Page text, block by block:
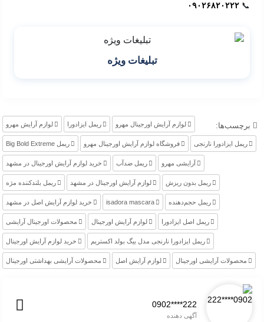
📞۰۹۰۲۶۸۲۰۲۲۲
تبلیغات ویژه
برچسب‌ها: لوازم آرایش اورجینال مهرو ریمل ایزادورا لوازم آرایش مهرو
ریمل ایزادورا نارنجی فروشگاه لوازم آرایش اورجینال مهرو ریمل Big Bold Extreme
آرایشی مهرو ریمل ضدآب خرید لوازم آرایش اورجینال در مشهد
ریمل بدون ریزش لوازم آرایش اورجینال در مشهد ریمل بلندکننده مژه
ریمل حجم‌دهنده isadora mascara خرید لوازم آرایش اصل در مشهد
ریمل اصل ایزادورا لوازم آرایش اورجینال محصولات اورجینال آرایشی
ریمل ایزادورا نارنجی مدل بیگ بولد اکستریم خرید لوازم آرایش اورجینال
محصولات آرایشی اورجینال لوازم آرایش اصل محصولات آرایشی بهداشتی اورجینال
0902****222
آگهی دهنده